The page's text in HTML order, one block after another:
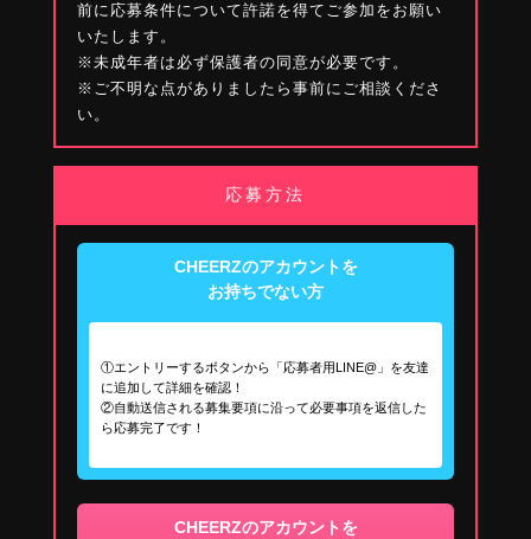
前に応募条件について許諾を得てご参加をお願い
いたします。
※未成年者は必ず保護者の同意が必要です。
※ご不明な点がありましたら事前にご相談くださ
い。
応募方法
CHEERZのアカウントを
お持ちでない方
①エントリーするボタンから「応募者用LINE@」を友達
に追加して詳細を確認！
②自動送信される募集要項に沿って必要事項を返信した
ら応募完了です！
CHEERZのアカウントを